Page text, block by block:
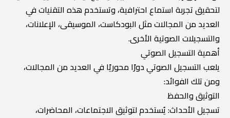
لتحقيق تجربة استماع احترافية، وتستخدم هذه التقنيات في
العديد من المجالات مثل البودكاست، الموسيقى، الإعلانات،
والتسجيلات الصوتية الأخرى.
أهمية التسجيل الصوتي
يلعب التسجيل الصوتي دورًا محوريًا في العديد من المجالات،
ومن تلك الفوائد:
التوثيق والحفظ
تسجيل الأحداث: يُستخدم لتوثيق الاجتماعات، المحاضرات،